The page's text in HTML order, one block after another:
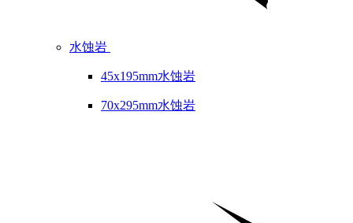
水蚀岩
45x195mm水蚀岩
70x295mm水蚀岩